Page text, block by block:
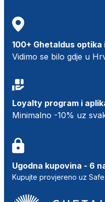
100+ Ghetaldus optika
Vidimo se bilo gdje u
Loyalty program i
Minimalno -10% uz
Ugodna kupovina - 6
Kupujte provjereno uz